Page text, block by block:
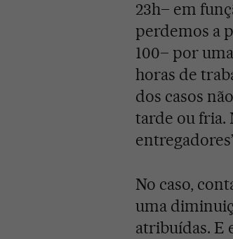
23h– em
perdemos a
100– por
horas de
dos casos
tarde ou fria.
No caso,
uma
atribuídas. E